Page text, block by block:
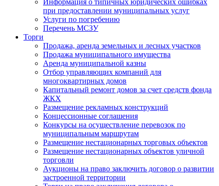
Информация о типичных юридических ошибках
при предоставлении муниципальных услуг
Услуги по погребению
Перечень МСЗУ
Торги
Продажа, аренда земельных и лесных участков
Продажа муниципального имущества
Аренда муниципальной казны
Отбор управляющих компаний для
многоквартирных домов
Капитальный ремонт домов за счет средств фонда
ЖКХ
Размещение рекламных конструкций
Концессионные соглашения
Конкурсы на осуществление перевозок по
муниципальным маршрутам
Размещение нестационарных торговых объектов
Размещение нестационарных объектов уличной
торговли
Аукционы на право заключить договор о развитии
застроенной территории